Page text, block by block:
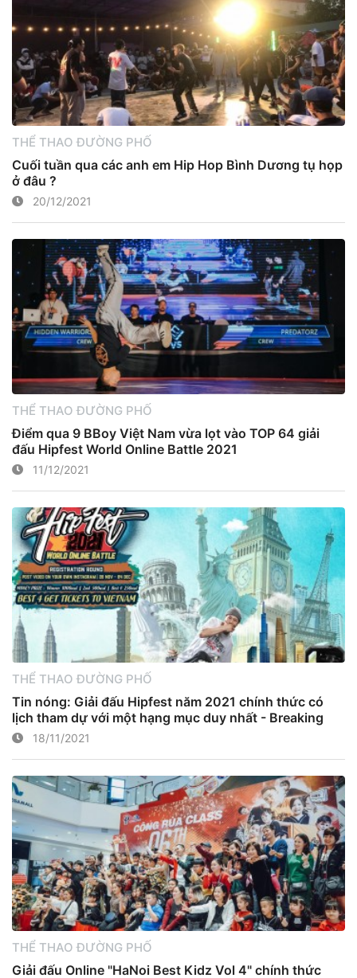
THỂ THAO ĐƯỜNG PHỐ
Cuối tuần qua các anh em Hip Hop Bình Dương tụ họp
ở đâu ?
20/12/2021
THỂ THAO ĐƯỜNG PHỐ
Điểm qua 9 BBoy Việt Nam vừa lọt vào TOP 64 giải
đấu Hipfest World Online Battle 2021
11/12/2021
THỂ THAO ĐƯỜNG PHỐ
Tin nóng: Giải đấu Hipfest năm 2021 chính thức có
lịch tham dự với một hạng mục duy nhất - Breaking
18/11/2021
THỂ THAO ĐƯỜNG PHỐ
Giải đấu Online "HaNoi Best Kidz Vol 4" chính thức